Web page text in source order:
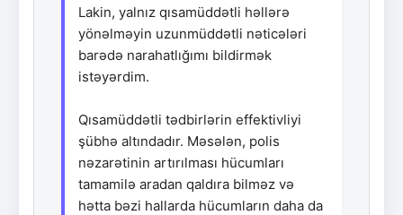
Lakin, yalnız qısamüddətli həllərə
yönəlməyin uzunmüddətli nəticələri
barədə narahatlığımı bildirmək
istəyərdim.
Qısamüddətli tədbirlərin effektivliyi
şübhə altındadır. Məsələn, polis
nəzarətinin artırılması hücumları
tamamilə aradan qaldıra bilməz və
hətta bəzi hallarda hücumların daha da